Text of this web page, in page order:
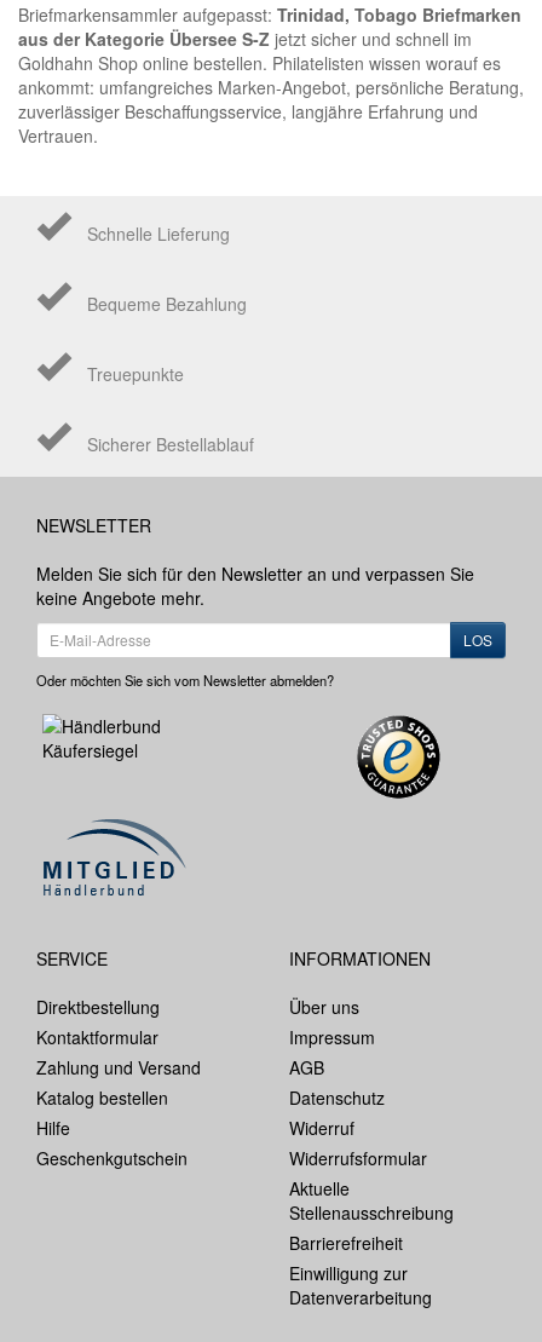
Briefmarkensammler aufgepasst: Trinidad, Tobago Briefmarken
aus der Kategorie Übersee S-Z jetzt sicher und schnell im
Goldhahn Shop online bestellen. Philatelisten wissen worauf es
ankommt: umfangreiches Marken-Angebot, persönliche Beratung,
zuverlässiger Beschaffungsservice, langjähre Erfahrung und
Vertrauen.
Schnelle Lieferung
Bequeme Bezahlung
Treuepunkte
Sicherer Bestellablauf
NEWSLETTER
Melden Sie sich für den Newsletter an und verpassen Sie
keine Angebote mehr.
LOS
Oder möchten Sie sich vom Newsletter abmelden?
SERVICE
Direktbestellung
Kontaktformular
Zahlung und Versand
Katalog bestellen
Hilfe
Geschenkgutschein
INFORMATIONEN
Über uns
Impressum
AGB
Datenschutz
Widerruf
Widerrufsformular
Aktuelle
Stellenausschreibung
Barrierefreiheit
Einwilligung zur
Datenverarbeitung